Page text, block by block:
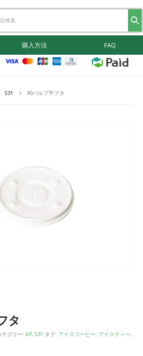
購入方法 FAQ
S31 90パルプ平フタ
タ
テゴリー: KP, S31 タグ: アイスコーヒー, アイスティー,